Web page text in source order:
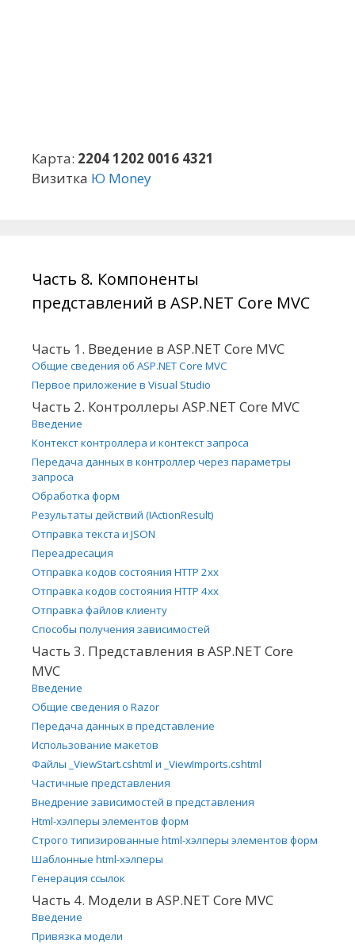
Карта: 2204 1202 0016 4321
Визитка Ю Money
Часть 8. Компоненты
представлений в ASP.NET Core MVC
Часть 1. Введение в ASP.NET Core MVC
Общие сведения об ASP.NET Core MVC
Первое приложение в Visual Studio
Часть 2. Контроллеры ASP.NET Core MVC
Введение
Контекст контроллера и контекст запроса
Передача данных в контроллер через параметры
запроса
Обработка форм
Результаты действий (IActionResult)
Отправка текста и JSON
Переадресация
Отправка кодов состояния HTTP 2xx
Отправка кодов состояния HTTP 4xx
Отправка файлов клиенту
Способы получения зависимостей
Часть 3. Представления в ASP.NET Core
MVC
Введение
Общие сведения о Razor
Передача данных в представление
Использование макетов
Файлы _ViewStart.cshtml и _ViewImports.cshtml
Частичные представления
Внедрение зависимостей в представления
Html-хэлперы элементов форм
Строго типизированные html-хэлперы элементов форм
Шаблонные html-хэлперы
Генерация ссылок
Часть 4. Модели в ASP.NET Core MVC
Введение
Привязка модели